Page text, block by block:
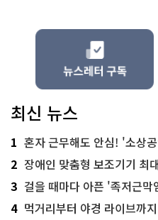
최신 뉴스
1 혼자 근무해도 안심! '소상
2 장애인 맞춤형 보조기기 최대
3 걸을 때마다 아픈 '족저근막염'…
4 먹거리부터 야경 라이브까